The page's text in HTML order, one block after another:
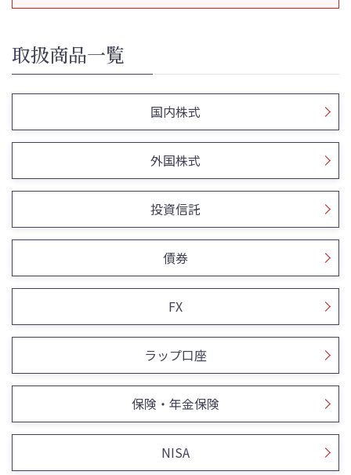
取扱商品一覧
国内株式
外国株式
投資信託
債券
FX
ラップ口座
保険・年金保険
NISA